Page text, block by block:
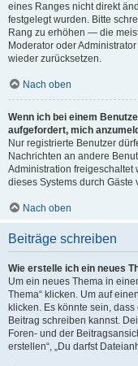
eines Ranges nicht direkt
festgelegt wurden. Bitte
Rang zu erhöhen — die
Moderator oder
wieder zurücksetzen.
Nach oben
Wenn ich bei einem
aufgefordert, mich
Nur registrierte Benutzer
Nachrichten an andere
Administration freigeschaltet
dieses Systems durch Gäste
Nach oben
Beiträge schreiben
Wie erstelle ich ein neues
Um ein neues Thema in
Thema“ klicken. Um auf
klicken. Es könnte sein,
Beitrag schreiben kannst.
Foren- und der
erstellen“, „Du darfst